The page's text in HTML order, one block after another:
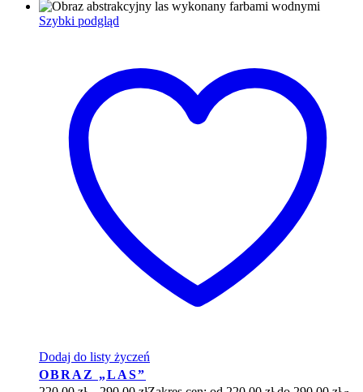
Szybki podgląd
Dodaj do listy życzeń
OBRAZ „LAS”